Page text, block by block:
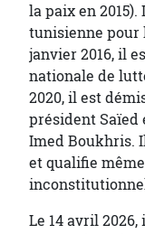
la paix en 2015).
tunisienne pour
janvier 2016, il
nationale de
2020, il est
président Saïed
Imed Boukhris.
et qualifie
Le 14 avril